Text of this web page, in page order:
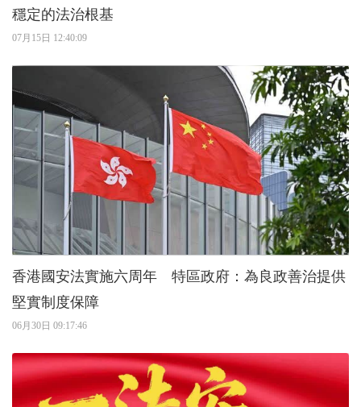
穩定的法治根基
07月15日 12:40:09
香港國安法實施六周年 特區政府：為良政善治提供
堅實制度保障
06月30日 09:17:46